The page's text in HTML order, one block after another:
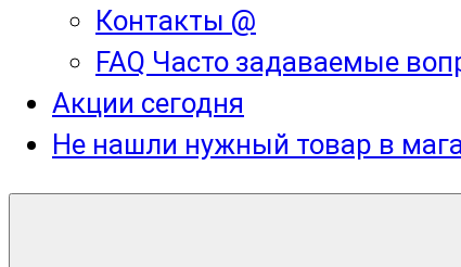
Контакты @
FAQ Часто задаваемые
Акции сегодня
Не нашли нужный товар в